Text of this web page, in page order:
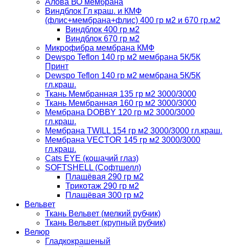
Алова ВО мембрана
Виндблок Гл краш. и КМФ
(флис+мембрана+флис) 400 гр м2 и 670 гр.м2
Виндблок 400 гр м2
Виндблок 670 гр м2
Микрофибра мембрана КМФ
Dewspo Teflon 140 гр м2 мембрана 5К/5К
Принт
Dewspo Teflon 140 гр м2 мембрана 5К/5К
гл.краш.
Ткань Мембранная 135 гр м2 3000/3000
Ткань Мембранная 160 гр м2 3000/3000
Мембрана DOBBY 120 гр м2 3000/3000
гл.краш.
Мембрана TWILL 154 гр м2 3000/3000 гл.краш.
Мембрана VECTOR 145 гр м2 3000/3000
гл.краш.
Cats EYE (кошачий глаз)
SOFTSHELL (Софтшелл)
Плащёвая 290 гр м2
Трикотаж 290 гр м2
Плащёвая 300 гр м2
Вельвет
Ткань Вельвет (мелкий рубчик)
Ткань Вельвет (крупный рубчик)
Велюр
Гладкокрашеный